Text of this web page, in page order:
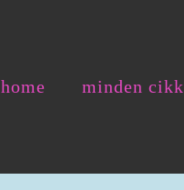
home minden cikk